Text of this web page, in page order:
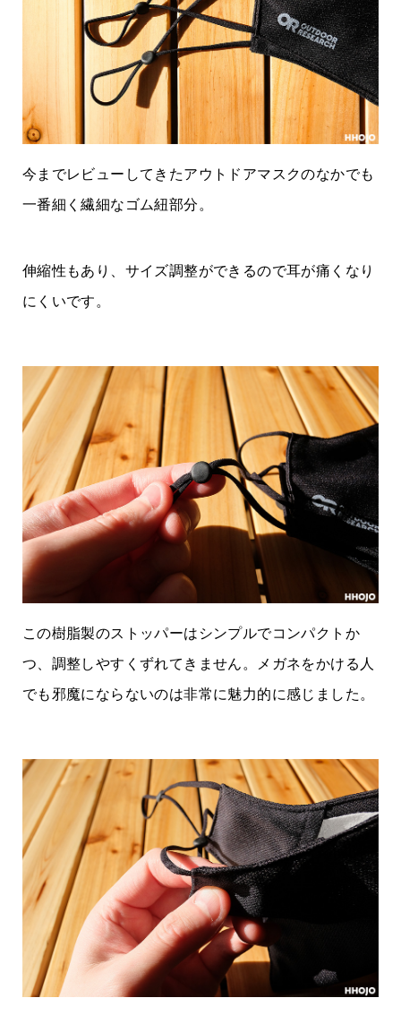
今までレビューしてきたアウトドアマスクのなかでも
一番細く繊細なゴム紐部分。
伸縮性もあり、サイズ調整ができるので耳が痛くなり
にくいです。
この樹脂製のストッパーはシンプルでコンパクトか
つ、調整しやすくずれてきません。メガネをかける人
でも邪魔にならないのは非常に魅力的に感じました。